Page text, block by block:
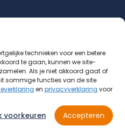
technieken voor een betere
te gaan, kunnen we site-
Als je niet akkoord gaat of
sommige functies van de site
en privacyverklaring voor
Accepteren
voorkeuren
Huidtherapeuten 2026